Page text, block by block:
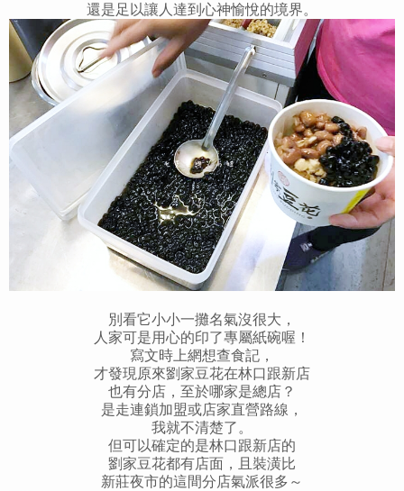
還是足以讓人達到心神愉悅的境界。
別看它小小一攤名氣沒很大，
人家可是用心的印了專屬紙碗喔！
寫文時上網想查食記，
才發現原來劉家豆花在林口跟新店
也有分店，至於哪家是總店？
是走連鎖加盟或店家直營路線，
我就不清楚了。
但可以確定的是林口跟新店的
劉家豆花都有店面，且裝潢比
新莊夜市的這間分店氣派很多～